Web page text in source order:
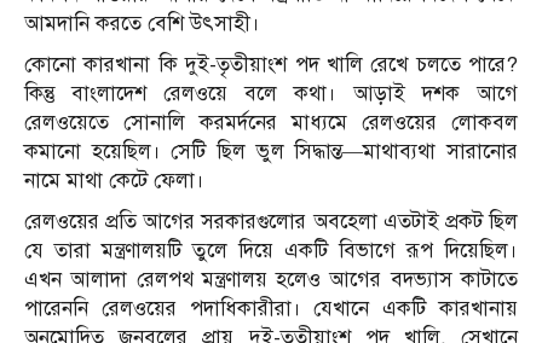
আমদানি করতে বেশি উৎসাহী।
কোনো কারখানা কি দুই-তৃতীয়াংশ পদ খালি রেখে চলতে পারে?
কিন্তু বাংলাদেশ রেলওয়ে বলে কথা। আড়াই দশক আগে
রেলওয়েতে সোনালি করমর্দনের মাধ্যমে রেলওয়ের লোকবল
কমানো হয়েছিল। সেটি ছিল ভুল সিদ্ধান্ত—মাথাব্যথা সারানোর
নামে মাথা কেটে ফেলা।
রেলওয়ের প্রতি আগের সরকারগুলোর অবহেলা এতটাই প্রকট ছিল
যে তারা মন্ত্রণালয়টি তুলে দিয়ে একটি বিভাগে রূপ দিয়েছিল।
এখন আলাদা রেলপথ মন্ত্রণালয় হলেও আগের বদভ্যাস কাটাতে
পারেননি রেলওয়ের পদাধিকারীরা। যেখানে একটি কারখানায়
অনুমোদিত জনবলের প্রায় দুই-তৃতীয়াংশ পদ খালি, সেখানে